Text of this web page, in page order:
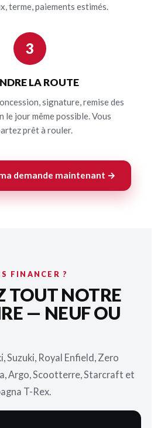
terme, paiements estimés.
3
LA ROUTE
signature, remise des
le jour même possible. Vous
prêt à rouler.
demande maintenant →
FINANCER ?
TOUT NOTRE
— NEUF OU
Suzuki, Royal Enfield, Zero
Argo, Scootterre, Starcraft et
T-Rex.